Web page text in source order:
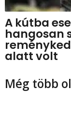
A kútba
hangosan
alatt volt
Még több